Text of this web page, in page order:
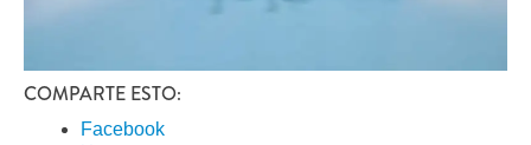
COMPARTE ESTO:
Facebook